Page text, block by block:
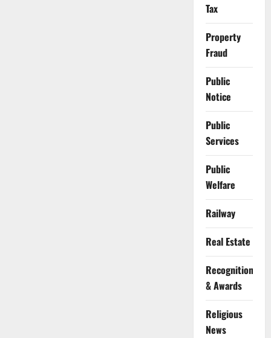
Tax
Property
Fraud
Public
Notice
Public
Services
Public
Welfare
Railway
Real Estate
Recognition
& Awards
Religious
News